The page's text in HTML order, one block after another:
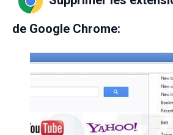
de Google Chrome: